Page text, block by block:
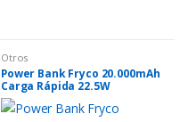
Otros
Power Bank Fryco 20.000mAh
Carga Rápida 22.5W